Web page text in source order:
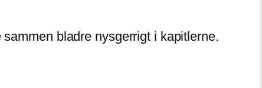
bladre nysgerrigt i kapitlerne.